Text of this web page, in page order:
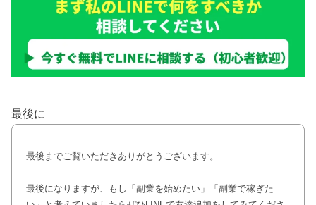
最後に
最後までご覧いただきありがとうございます。
最後になりますが、もし「副業を始めたい」「副業で稼ぎた